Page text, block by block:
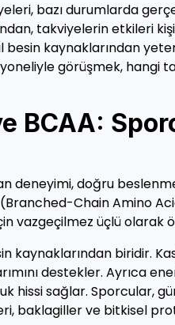
bazı durumlarda
takviyelerin etkileri
kaynaklarından
görüşmek, hangi
BCAA:
deneyimi, doğru
Chain Amino
vazgeçilmez üçlü olarak
kaynaklarından biridir.
destekler. Ayrıca
hissi sağlar. Sporcular,
baklagiller ve bitkisel